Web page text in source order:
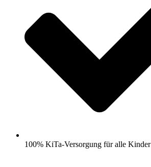
100% KiTa-Versorgung für alle